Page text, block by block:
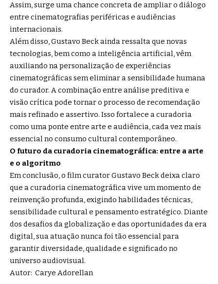
Assim, surge uma chance concreta de ampliar o diálogo
entre cinematografias periféricas e audiências
internacionais.
Além disso, Gustavo Beck ainda ressalta que novas
tecnologias, bem como a inteligência artificial, vêm
auxiliando na personalização de experiências
cinematográficas sem eliminar a sensibilidade humana
do curador. A combinação entre análise preditiva e
visão crítica pode tornar o processo de recomendação
mais refinado e assertivo. Isso fortalece a curadoria
como uma ponte entre arte e audiência, cada vez mais
essencial no consumo cultural contemporâneo.
O futuro da curadoria cinematográfica: entre a arte
e o algoritmo
Em conclusão, o film curator Gustavo Beck deixa claro
que a curadoria cinematográfica vive um momento de
reinvenção profunda, exigindo habilidades técnicas,
sensibilidade cultural e pensamento estratégico. Diante
dos desafios da globalização e das oportunidades da era
digital, sua atuação nunca foi tão essencial para
garantir diversidade, qualidade e significado no
universo audiovisual.
Autor: Carye Adorellan